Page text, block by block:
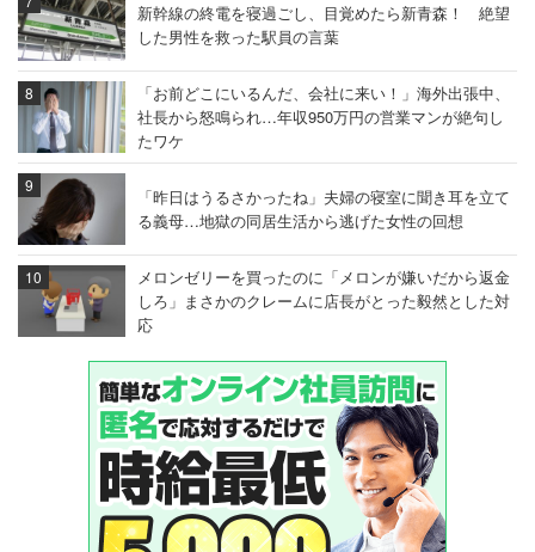
新幹線の終電を寝過ごし、目覚めたら新青森！ 絶望
した男性を救った駅員の言葉
「お前どこにいるんだ、会社に来い！」海外出張中、
社長から怒鳴られ…年収950万円の営業マンが絶句し
たワケ
「昨日はうるさかったね」夫婦の寝室に聞き耳を立て
る義母…地獄の同居生活から逃げた女性の回想
メロンゼリーを買ったのに「メロンが嫌いだから返金
しろ」まさかのクレームに店長がとった毅然とした対
応